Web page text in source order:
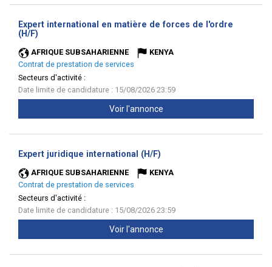
Expert international en matière de forces de l'ordre
(H/F)
AFRIQUE SUBSAHARIENNE
KENYA
Contrat de prestation de services
Secteurs d'activité :
Date limite de candidature : 15/08/2026 23:59
Voir l'annonce
Expert juridique international (H/F)
AFRIQUE SUBSAHARIENNE
KENYA
Contrat de prestation de services
Secteurs d'activité :
Date limite de candidature : 15/08/2026 23:59
Voir l'annonce